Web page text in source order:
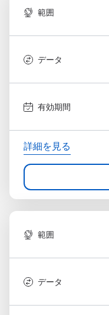
範囲
データ
有効期間
詳細を見る
範囲
データ